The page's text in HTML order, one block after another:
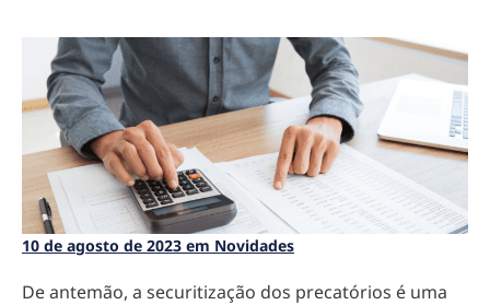
10 de agosto de 2023 em Novidades
De antemão, a securitização dos precatórios é uma